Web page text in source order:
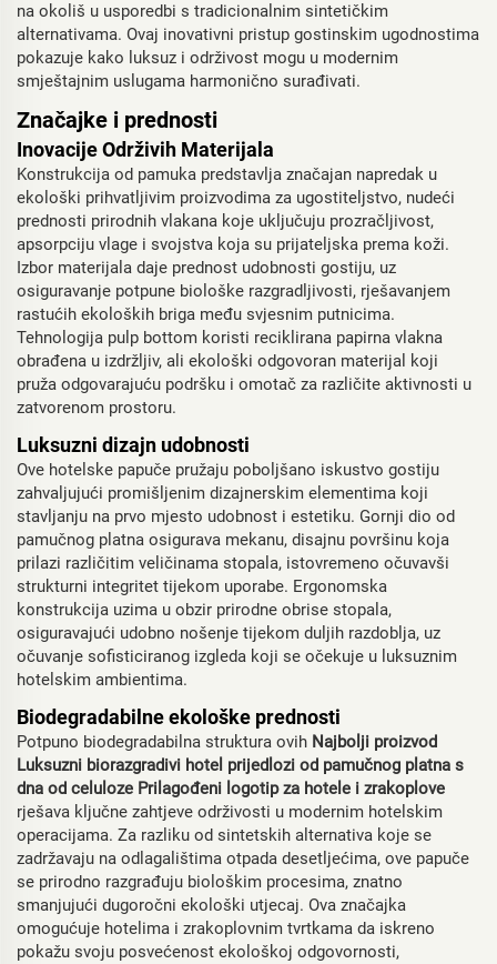
na okoliš u usporedbi s tradicionalnim sintetičkim
alternativama. Ovaj inovativni pristup gostinskim ugodnostima
pokazuje kako luksuz i održivost mogu u modernim
smještajnim uslugama harmonično surađivati.
Značajke i prednosti
Inovacije Održivih Materijala
Konstrukcija od pamuka predstavlja značajan napredak u
ekološki prihvatljivim proizvodima za ugostiteljstvo, nudeći
prednosti prirodnih vlakana koje uključuju prozračljivost,
apsorpciju vlage i svojstva koja su prijateljska prema koži.
Izbor materijala daje prednost udobnosti gostiju, uz
osiguravanje potpune biološke razgradljivosti, rješavanjem
rastućih ekoloških briga među svjesnim putnicima.
Tehnologija pulp bottom koristi reciklirana papirna vlakna
obrađena u izdržljiv, ali ekološki odgovoran materijal koji
pruža odgovarajuću podršku i omotač za različite aktivnosti u
zatvorenom prostoru.
Luksuzni dizajn udobnosti
Ove hotelske papuče pružaju poboljšano iskustvo gostiju
zahvaljujući promišljenim dizajnerskim elementima koji
stavljanju na prvo mjesto udobnost i estetiku. Gornji dio od
pamučnog platna osigurava mekanu, disajnu površinu koja
prilazi različitim veličinama stopala, istovremeno očuvavši
strukturni integritet tijekom uporabe. Ergonomska
konstrukcija uzima u obzir prirodne obrise stopala,
osiguravajući udobno nošenje tijekom duljih razdoblja, uz
očuvanje sofisticiranog izgleda koji se očekuje u luksuznim
hotelskim ambientima.
Biodegradabilne ekološke prednosti
Potpuno biodegradabilna struktura ovih Najbolji proizvod
Luksuzni biorazgradivi hotel prijedlozi od pamučnog platna s
dna od celuloze Prilagođeni logotip za hotele i zrakoplove
rješava ključne zahtjeve održivosti u modernim hotelskim
operacijama. Za razliku od sintetskih alternativa koje se
zadržavaju na odlagalištima otpada desetljećima, ove papuče
se prirodno razgrađuju biološkim procesima, znatno
smanjujući dugoročni ekološki utjecaj. Ova značajka
omogućuje hotelima i zrakoplovnim tvrtkama da iskreno
pokažu svoju posvećenost ekološkoj odgovornosti,